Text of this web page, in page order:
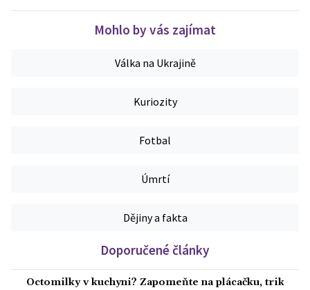
Mohlo by vás zajímat
Válka na Ukrajině
Kuriozity
Fotbal
Úmrtí
Dějiny a fakta
Doporučené články
Octomilky v kuchyni? Zapomeňte na plácačku, trik